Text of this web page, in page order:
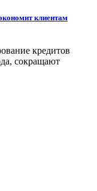
клиентам
кредитов
сокращают